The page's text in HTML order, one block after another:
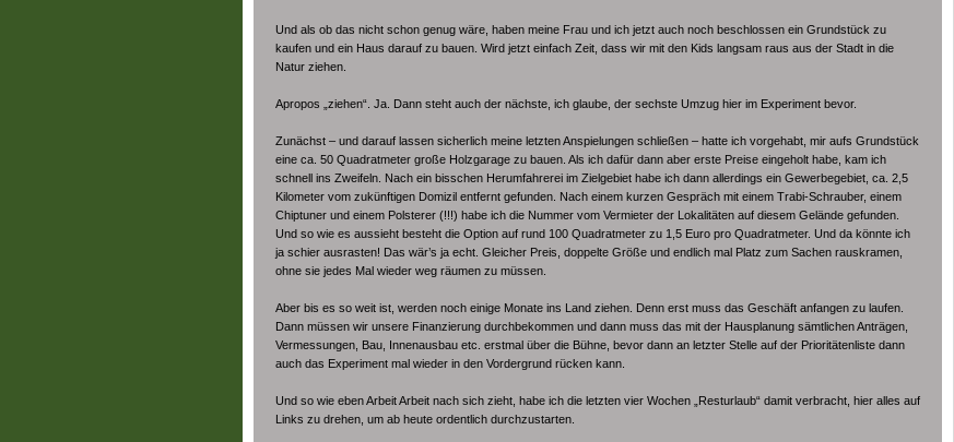
Und als ob das nicht schon genug wäre, haben meine Frau und ich jetzt auch noch beschlossen ein Grundstück zu
kaufen und ein Haus darauf zu bauen. Wird jetzt einfach Zeit, dass wir mit den Kids langsam raus aus der Stadt in die
Natur ziehen.
Apropos „ziehen“. Ja. Dann steht auch der nächste, ich glaube, der sechste Umzug hier im Experiment bevor.
Zunächst – und darauf lassen sicherlich meine letzten Anspielungen schließen – hatte ich vorgehabt, mir aufs Grundstück
eine ca. 50 Quadratmeter große Holzgarage zu bauen. Als ich dafür dann aber erste Preise eingeholt habe, kam ich
schnell ins Zweifeln. Nach ein bisschen Herumfahrerei im Zielgebiet habe ich dann allerdings ein Gewerbegebiet, ca. 2,5
Kilometer vom zukünftigen Domizil entfernt gefunden. Nach einem kurzen Gespräch mit einem Trabi-Schrauber, einem
Chiptuner und einem Polsterer (!!!) habe ich die Nummer vom Vermieter der Lokalitäten auf diesem Gelände gefunden.
Und so wie es aussieht besteht die Option auf rund 100 Quadratmeter zu 1,5 Euro pro Quadratmeter. Und da könnte ich
ja schier ausrasten! Das wär’s ja echt. Gleicher Preis, doppelte Größe und endlich mal Platz zum Sachen rauskramen,
ohne sie jedes Mal wieder weg räumen zu müssen.
Aber bis es so weit ist, werden noch einige Monate ins Land ziehen. Denn erst muss das Geschäft anfangen zu laufen.
Dann müssen wir unsere Finanzierung durchbekommen und dann muss das mit der Hausplanung sämtlichen Anträgen,
Vermessungen, Bau, Innenausbau etc. erstmal über die Bühne, bevor dann an letzter Stelle auf der Prioritätenliste dann
auch das Experiment mal wieder in den Vordergrund rücken kann.
Und so wie eben Arbeit Arbeit nach sich zieht, habe ich die letzten vier Wochen „Resturlaub“ damit verbracht, hier alles auf
Links zu drehen, um ab heute ordentlich durchzustarten.